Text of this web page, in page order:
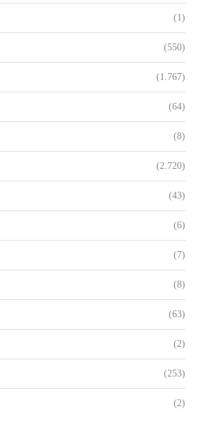
(1)
(550)
(1.767)
(64)
(8)
(2.720)
(43)
(6)
(7)
(8)
(63)
(2)
(253)
(2)